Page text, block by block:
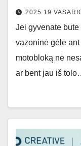
2025 19
Jei gyvenate
vazoninė gėlė
motobloką nė
ar bent jau iš